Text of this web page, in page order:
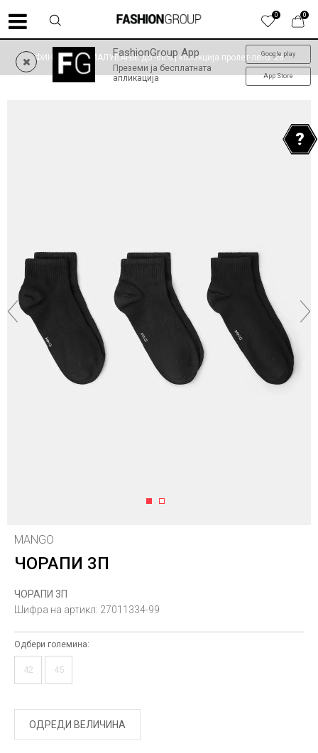
0
0
FashionGroup App
Преземи ја бесплатната
апликација
Google play
App Store
ФИНАЛНО НАМАЛУВАЊЕ до -60% | колекција пролет-лето '26
1 2
MANGO
ЧОРАПИ 3П
ЧОРАПИ 3П
Шифра на артикл: 27011334-99
Одбери големина:
42 45
ОДРЕДИ ВЕЛИЧИНА